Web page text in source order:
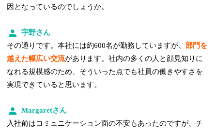
因となっているのでしょうか。
宇野さん
その通りです。本社には約600名が勤務していますが、部門を
越えた幅広い交流があります。社内の多くの人と顔見知りに
なれる規模感のため、そういった点でも社員の働きやすさを
実現できていると思います。
Margaretさん
入社前はコミュニケーション面の不安もあったのですが、チ